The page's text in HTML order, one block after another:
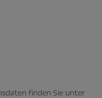
finden Sie unter